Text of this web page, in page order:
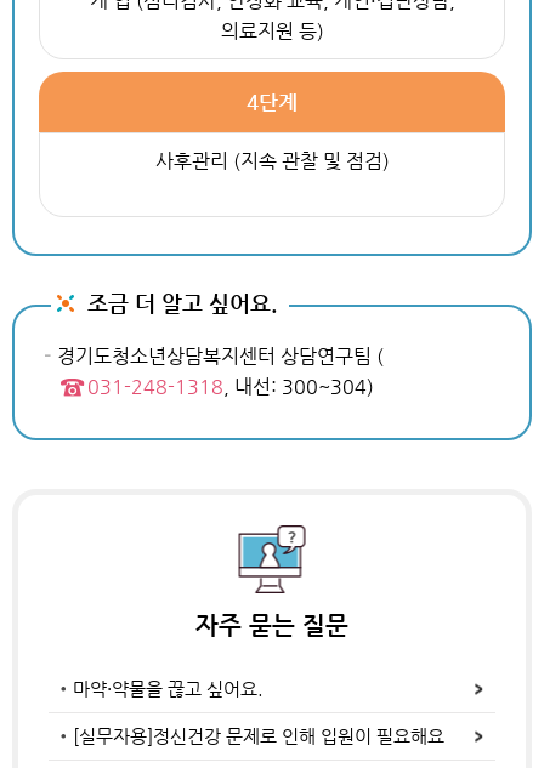
의료지원 등)
4단계
사후관리 (지속 관찰 및 점검)
조금 더 알고 싶어요.
경기도청소년상담복지센터 상담연구팀 (
031-248-1318 , 내선: 300~304)
자주 묻는 질문
마약·약물을 끊고 싶어요.
[실무자용]정신건강 문제로 인해 입원이 필요해요